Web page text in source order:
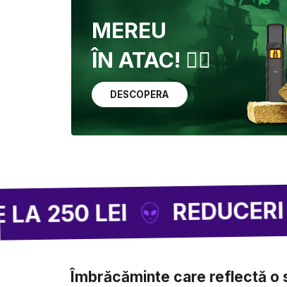
MEREU
ÎN ATAC! 🏴‍☠️
DESCOPERA
LEI REDUCERI DE
Îmbrăcăminte care reflectă o